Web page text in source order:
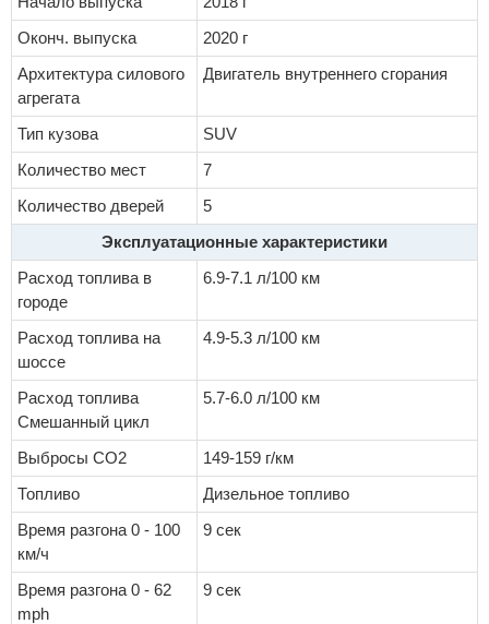
Оконч. выпуска
2020 г
Архитектура силового
агрегата
Двигатель внутреннего сгорания
Тип кузова
SUV
Количество мест
7
Количество дверей
5
Эксплуатационные характеристики
Расход топлива в
городе
6.9-7.1 л/100 км
Расход топлива на
шоссе
4.9-5.3 л/100 км
Расход топлива
Смешанный цикл
5.7-6.0 л/100 км
Выбросы CO2
149-159 г/км
Топливо
Дизельное топливо
Время разгона 0 - 100
км/ч
9 сек
Время разгона 0 - 62
mph
9 сек